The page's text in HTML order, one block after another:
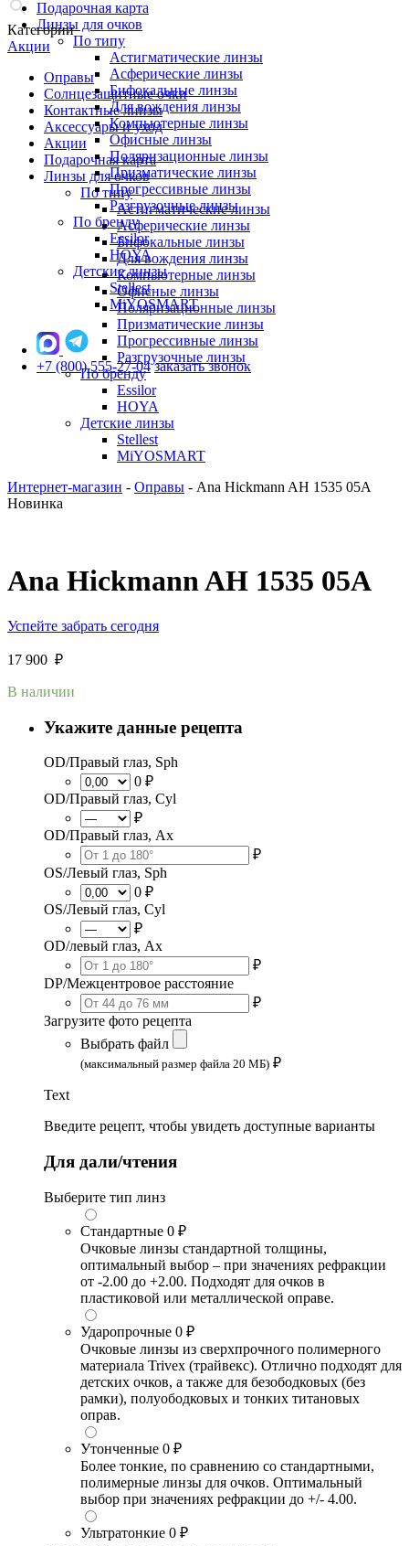
Категории
Акции
Оправы
Солнцезащитные очки
Контактные линзы
Аксессуары и уход
Акции
Подарочная карта
Линзы для очков
По типу
Астигматические линзы
Асферические линзы
Бифокальные линзы
Для вождения линзы
Компьютерные линзы
Офисные линзы
Поляризационные линзы
Призматические линзы
Прогрессивные линзы
Разгрузочные линзы
По бренду
Essilor
HOYA
Детские линзы
Stellest
MiYOSMART
Подарочная карта
Линзы для очков
По типу
Астигматические линзы
Асферические линзы
Бифокальные линзы
Для вождения линзы
Компьютерные линзы
Офисные линзы
Поляризационные линзы
Призматические линзы
Прогрессивные линзы
Разгрузочные линзы
По бренду
Essilor
HOYA
Детские линзы
Stellest
MiYOSMART
+7 (800) 555-27-04 заказать звонок
Интернет-магазин - Оправы - Ana Hickmann AH 1535 05A
Новинка
Ana Hickmann AH 1535 05A
Успейте забрать сегодня
17 900 ₽
В наличии
Укажите данные рецепта
OD/Правый глаз, Sph
0 ₽
OD/Правый глаз, Cyl
₽
OD/Правый глаз, Ax
₽
OS/Левый глаз, Sph
0 ₽
OS/Левый глаз, Cyl
₽
OD/левый глаз, Ax
₽
DP/Межцентровое расстояние
₽
Загрузите фото рецепта
Выбрать файл
(максимальный размер файла 20 МБ) ₽
Text
Введите рецепт, чтобы увидеть доступные варианты
Для дали/чтения
Выберите тип линз
Стандартные 0 ₽
Очковые линзы стандартной толщины,
оптимальный выбор – при значениях рефракции
от -2.00 до +2.00. Подходят для очков в
пластиковой или металлической оправе.
Ударопрочные 0 ₽
Очковые линзы из сверхпрочного полимерного
материала Trivex (трайвекс). Отлично подходят для
детских очков, а также для безободковых (без
рамки), полуободковых и тонких титановых
оправ.
Утонченные 0 ₽
Более тонкие, по сравнению со стандартными,
полимерные линзы для очков. Оптимальный
выбор при значениях рефракции до +/- 4.00.
Ультратонкие 0 ₽